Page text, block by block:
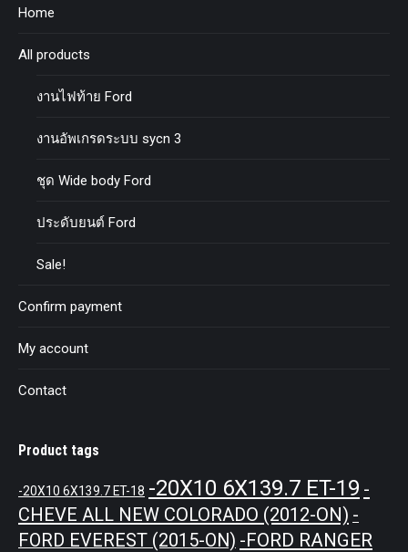
Home
All products
งานไฟท้าย Ford
งานอัพเกรดระบบ sycn 3
ชุด Wide body Ford
ประดับยนต์ Ford
Sale!
Confirm payment
My account
Contact
Product tags
-20X10 6X139.7 ET-18 -20X10 6X139.7 ET-19 -
CHEVE ALL NEW COLORADO (2012-ON) -
FORD EVEREST (2015-ON) -FORD RANGER